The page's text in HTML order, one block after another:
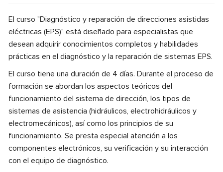
El curso "Diagnóstico y reparación de direcciones asistidas
eléctricas (EPS)" está diseñado para especialistas que
desean adquirir conocimientos completos y habilidades
prácticas en el diagnóstico y la reparación de sistemas EPS.
El curso tiene una duración de 4 días. Durante el proceso de
formación se abordan los aspectos teóricos del
funcionamiento del sistema de dirección, los tipos de
sistemas de asistencia (hidráulicos, electrohidráulicos y
electromecánicos), así como los principios de su
funcionamiento. Se presta especial atención a los
componentes electrónicos, su verificación y su interacción
con el equipo de diagnóstico.